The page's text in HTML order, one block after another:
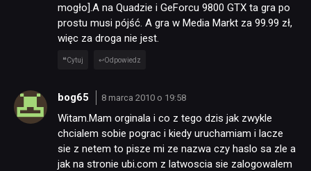
mogło].A na Quadzie i GeForcu 9800 GTX ta gra po
prostu musi pójść. A gra w Media Markt za 99.99 zł,
więc za droga nie jest.
Cytuj Odpowiedz
bog65 8 marca 2010 o 19:58
Witam.Mam orginala i co z tego dzis jak zwykle
chcialem sobie pograc i kiedy uruchamiam i lacze
sie z netem to pisze mi ze nazwa czy haslo sa zle a
jak na stronie ubi.com z latwoscia sie zalogowalem